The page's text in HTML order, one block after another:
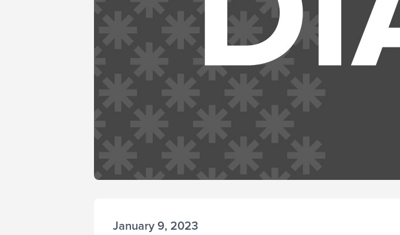
January 9, 2023